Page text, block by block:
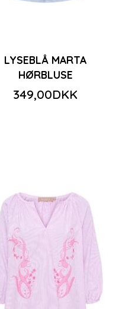
LYSEBLÅ MARTA
HØRBLUSE
349,00DKK